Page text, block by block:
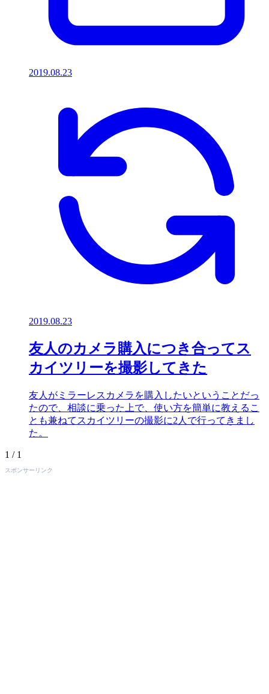
2019.08.23
2019.08.23
友人のカメラ購入につき合ってス
カイツリーを撮影してきた
友人がミラーレスカメラを購入したいということだっ
たので、相談に乗った上で、使い方を簡単に教えるこ
とも兼ねてスカイツリーの撮影に2人で行ってきまし
た。
1 / 1
スポンサーリンク